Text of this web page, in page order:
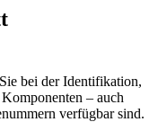
bei der Identifikation,
– auch
verfügbar sind.